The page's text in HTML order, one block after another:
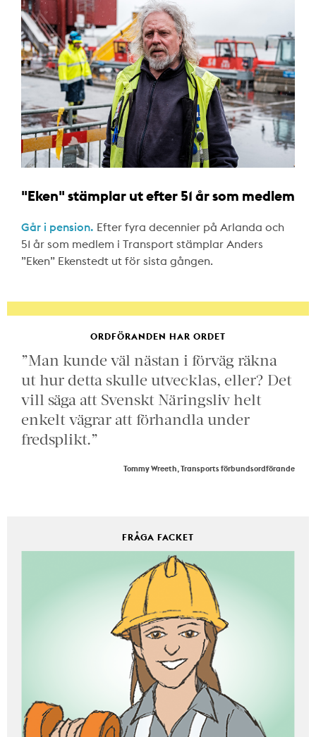
"Eken" stämplar ut efter 51 år som medlem
Går i pension. Efter fyra decennier på Arlanda och
51 år som medlem i Transport stämplar Anders
”Eken” Ekenstedt ut för sista gången.
ORDFÖRANDEN HAR ORDET
”Man kunde väl nästan i förväg räkna
ut hur detta skulle utvecklas, eller? Det
vill säga att Svenskt Näringsliv helt
enkelt vägrar att förhandla under
fredsplikt.”
Tommy Wreeth, Transports förbundsordförande
FRÅGA FACKET